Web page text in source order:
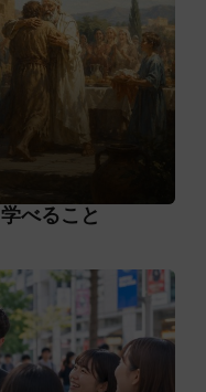
べること